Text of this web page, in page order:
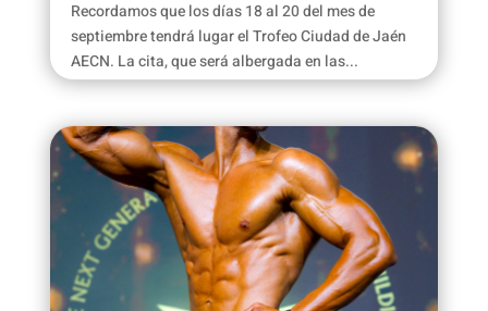
Recordamos que los días 18 al 20 del mes de
septiembre tendrá lugar el Trofeo Ciudad de Jaén
AECN. La cita, que será albergada en las...